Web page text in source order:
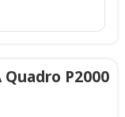
P2000